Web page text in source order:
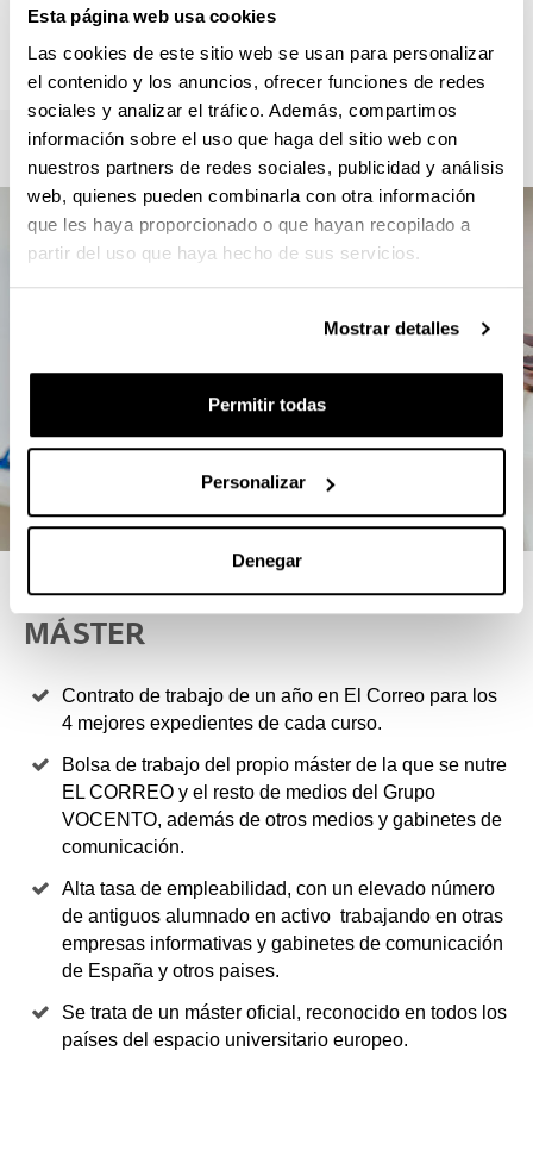
Esta página web usa cookies
Las cookies de este sitio web se usan para personalizar
el contenido y los anuncios, ofrecer funciones de redes
sociales y analizar el tráfico. Además, compartimos
información sobre el uso que haga del sitio web con
nuestros partners de redes sociales, publicidad y análisis
web, quienes pueden combinarla con otra información
que les haya proporcionado o que hayan recopilado a
partir del uso que haya hecho de sus servicios.
Mostrar detalles
Permitir todas
Personalizar
Denegar
master.csc@ehu.eus / gkz.masterra@ehu.eus
946012357
4 RAZONES PARA ELEGIR ESTE
MÁSTER
Contrato de trabajo de un año en El Correo para los
4 mejores expedientes de cada curso.
Bolsa de trabajo del propio máster de la que se nutre
EL CORREO y el resto de medios del Grupo
VOCENTO, además de otros medios y gabinetes de
comunicación.
Alta tasa de empleabilidad, con un elevado número
de antiguos alumnado en activo trabajando en otras
empresas informativas y gabinetes de comunicación
de España y otros paises.
Se trata de un máster oficial, reconocido en todos los
países del espacio universitario europeo.